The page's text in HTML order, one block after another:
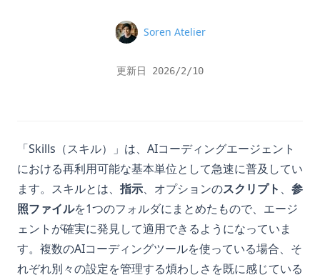
Name
Soren Atelier
更新日 2026/2/10
「Skills（スキル）」は、AIコーディングエージェント
における再利用可能な基本単位として急速に普及してい
ます。スキルとは、 指示、オプションのスクリプト 、 参
照ファイルを1つのフォルダにまとめたもので、エージ
ェントが確実に発見して適用できるようになっていま
す。複数のAIコーディングツールを使っている場合、そ
れぞれ別々の設定を管理する煩わしさを既に感じている